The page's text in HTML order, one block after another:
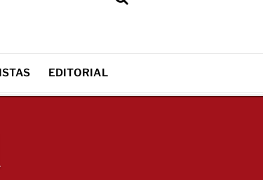
EDITORIAL